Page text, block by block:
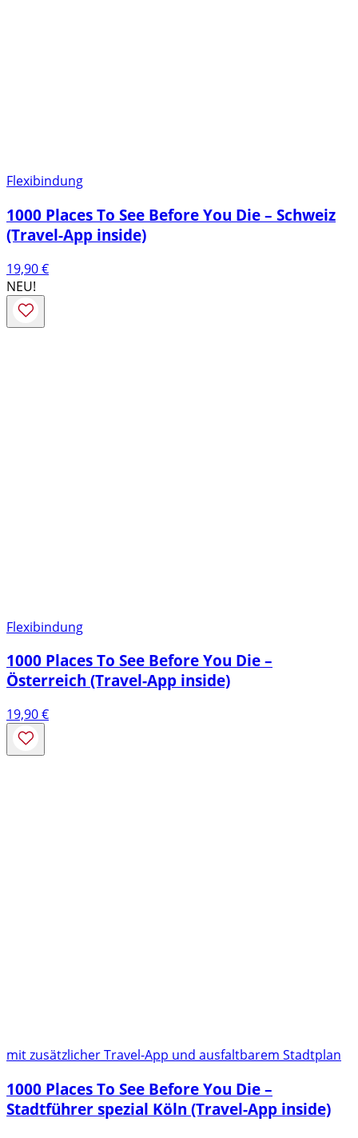
Flexibindung
1000 Places To See Before You Die – Schweiz
(Travel-App inside)
19,90€
NEU!
Flexibindung
1000 Places To See Before You Die –
Österreich (Travel-App inside)
19,90€
mit zusätzlicher Travel-App und ausfaltbarem Stadtplan
1000 Places To See Before You Die –
Stadtführer spezial Köln (Travel-App inside)